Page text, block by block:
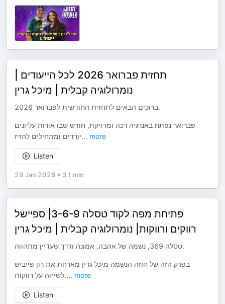
תחזית פברואר 2026 לכל הייעודים |
נומרולוגיה קבלית | מיכל גרין
ברוכים הבאים לתחזית החודשית לפברואר 2026.
פברואר נפתח באנרגיה רכה ומדויקת, חודש שבו אורות עליונים
יורדים ומתחילים להזיז... more
Listen
29 Jan 2026 • 31 min
פתיחת מפה לקוד טסלה 3-6-9| ספיישל
רווקים ורווקות| נומרולוגיה קבלית | מיכל גרין
טסלה 369, נשמה של אהבה, אמונה ודרך שעדיין מתהווה.
בפרק הזה של חוזה הנשמה מיכל גרין מארחת את רון פייביש
לשיחה על רווקות,... more
Listen